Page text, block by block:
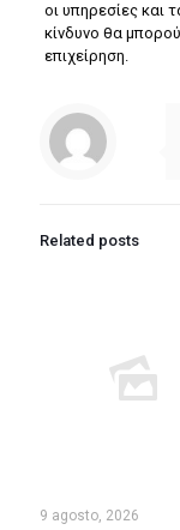
οι υπηρεσίες και
κίνδυνο θα
επιχείρηση.
Related posts
9 agosto, 2026